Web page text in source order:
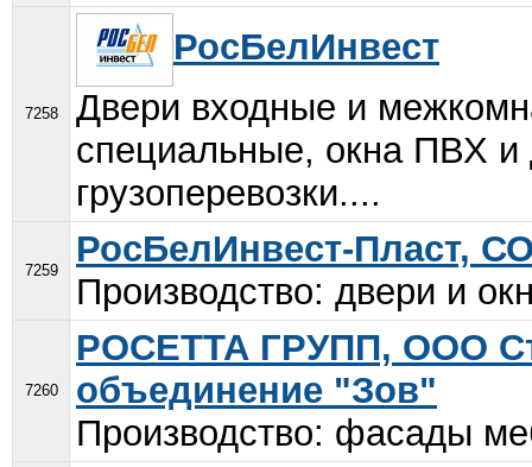
7258
РосБелИнвест
Двери входные и
специальные, окна ПВХ и
грузоперевозки....
7259
РосБелИнвест-Пласт,
Производство: двери и
7260
РОСЕТТА ГРУПП, ООО
объединение "Зов"
Производство: фасады